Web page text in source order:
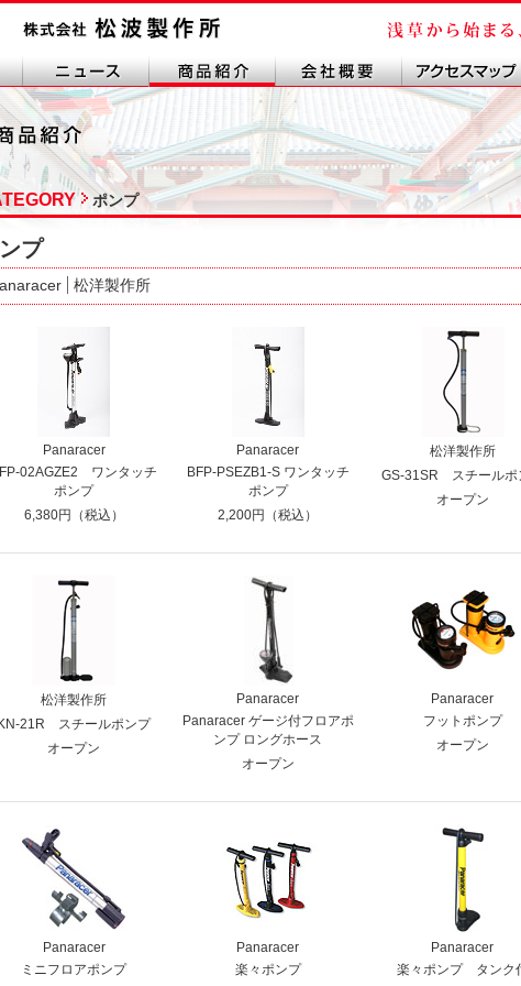
ポンプ
プ
松洋製作所
Panaracer
02AGZE2 ワンタッチ
ポンプ
6,380円（税込）
Panaracer
BFP-PSEZB1-S ワンタッチ
ポンプ
2,200円（税込）
松洋製作所
GS-31SR スチールポ
オープン
松洋製作所
KN-21R スチールポンプ
オープン
Panaracer
Panaracer ゲージ付フロアポ
ンプ ロングホース
オープン
Panaracer
フットポンプ
オープン
Panaracer
ミニフロアポンプ
Panaracer
楽々ポンプ
Panaracer
楽々ポンプ タンク